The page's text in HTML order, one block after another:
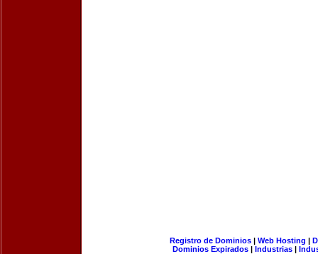
Registro de Dominios| Web Hosting |
Dominios Expirados | Industrias |